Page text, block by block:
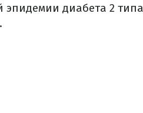
эпидемии диабета 2